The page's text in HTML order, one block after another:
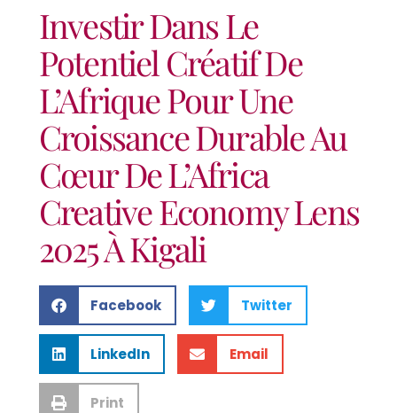
Investir Dans Le
Potentiel Créatif De
L’Afrique Pour Une
Croissance Durable Au
Cœur De L’Africa
Creative Economy Lens
2025 À Kigali
Facebook Twitter
LinkedIn Email
Print